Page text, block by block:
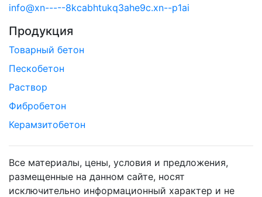
info@xn-----8kcabhtukq3ahe9c.xn--p1ai
Продукция
Товарный бетон
Пескобетон
Раствор
Фибробетон
Керамзитобетон
Все материалы, цены, условия и предложения,
размещенные на данном сайте, носят
исключительно информационный характер и не